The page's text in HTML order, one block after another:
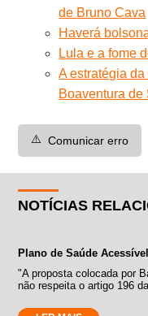
de Bruno Cava
Haverá
Lula e a fome
A estratégia
Boaventura de
⚠️ Comunicar erro
NOTÍCIAS
Plano de Saúde
"A proposta colocada por
não respeita o artigo 196